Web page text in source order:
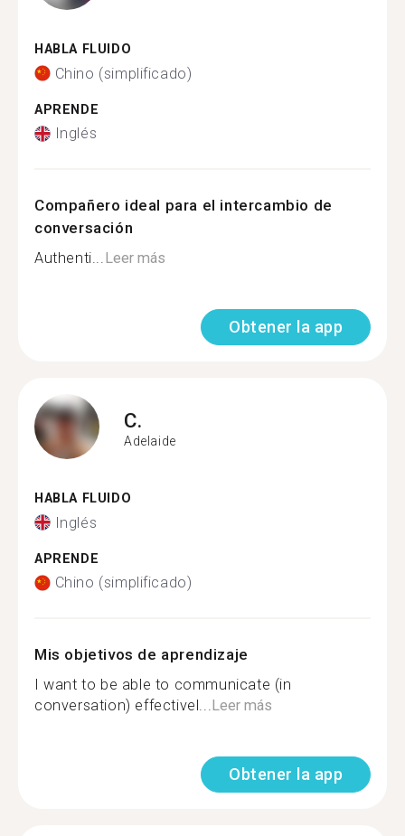
HABLA FLUIDO
Chino (simplificado)
APRENDE
Inglés
Compañero ideal para el intercambio de
conversación
Authenti...Leer más
Obtener la app
C.
Adelaide
HABLA FLUIDO
Inglés
APRENDE
Chino (simplificado)
Mis objetivos de aprendizaje
I want to be able to communicate (in
conversation) effectivel...Leer más
Obtener la app